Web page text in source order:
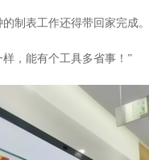
制表工作还得带回家完成
，能有个工具多省事！”